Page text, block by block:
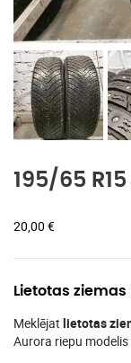
195/65
20,00 €
Lietotas
Meklējat lietotas
Aurora riepu modelis